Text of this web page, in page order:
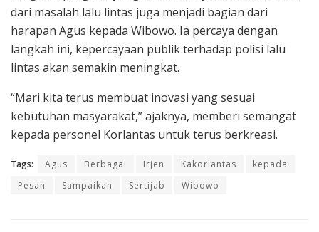
dari masalah lalu lintas juga menjadi bagian dari
harapan Agus kepada Wibowo. Ia percaya dengan
langkah ini, kepercayaan publik terhadap polisi lalu
lintas akan semakin meningkat.
“Mari kita terus membuat inovasi yang sesuai
kebutuhan masyarakat,” ajaknya, memberi semangat
kepada personel Korlantas untuk terus berkreasi.
Tags: Agus Berbagai Irjen Kakorlantas
kepada
Pesan
Sampaikan Sertijab Wibowo